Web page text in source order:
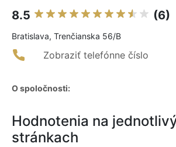
8.5 (6)
Bratislava, Trenčianska 56/B
Zobraziť telefónne číslo
O spoločnosti:
Hodnotenia na
stránkach